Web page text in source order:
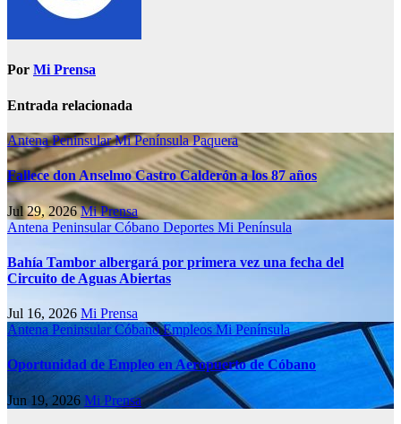
Por Mi Prensa
Entrada relacionada
Antena PeninsularMi PenínsulaPaquera
Fallece don Anselmo Castro Calderón a los 87 años
Jul 29, 2026Mi Prensa
Antena PeninsularCóbano Deportes Mi Península
Bahía Tambor albergará por primera vez una fecha del
Circuito de Aguas Abiertas
Jul 16, 2026 Mi Prensa
Antena PeninsularCóbanoEmpleos Mi Península
Oportunidad de Empleo en Aeropuerto de Cóbano
Jun 19, 2026 Mi Prensa